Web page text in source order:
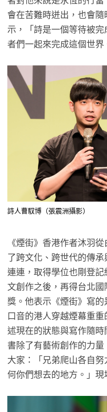
會在苦難時迸出，也會
示，「詩是一個等待被
者們一起來完成這個世界
詩人曹馭博（張震洲攝影）
《煙街》香港作者沐羽
了跨文化、跨世代的傳
連連，取得學位也剛登
文創作之後，再得台北
獎。他表示《煙街》寫
口音的港人穿越煙幕重
述現在的狀態與寫作隨
書除了有藝術創作的力
大家：「兄弟爬山各自
何你們想去的地方。」現